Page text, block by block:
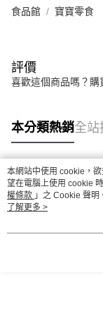
食品館 寶寶零食
評價
喜歡這個商品嗎？購
本分類熱銷全站
熱門標籤
本網站中使用 cookie，
望在電腦上使用 cookie
權條款 」之 Cookie 聲
用條款之 Cookie 聲明使
了解更多 >